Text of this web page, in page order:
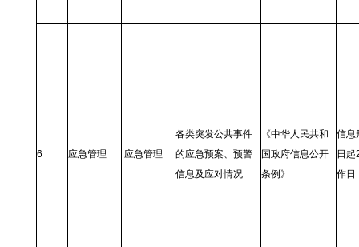
6 应急管理 应急管理
各类突发公共事件
的应急预案、预警
信息及应对情况
《中华人民共和
国政府信息公开
条例 》
信息
日起
作日